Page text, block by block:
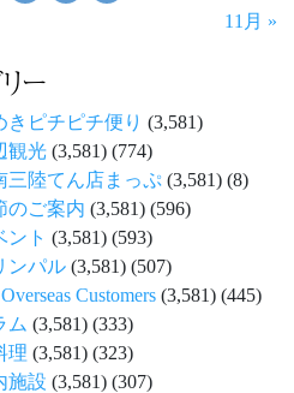
11月 »
ー
きピチピチ便り (3,581)
観光 (3,581) (774)
三陸てん店まっぷ (3,581) (8)
のご案内 (3,581) (596)
ント (3,581) (593)
ンパル (3,581) (507)
Customers (3,581) (445)
ム (3,581) (333)
理 (3,581) (323)
施設 (3,581) (307)